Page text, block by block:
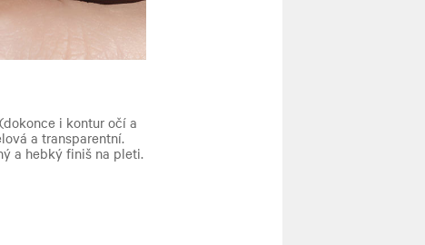
i kontur očí a
a transparentní.
a hebký finiš na pleti.